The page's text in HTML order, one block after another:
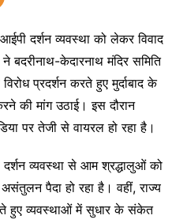
दर्शन व्यवस्था को लेकर विवाद
ने बदरीनाथ-केदारनाथ मंदिर समिति
प्रदर्शन करते हुए मुर्दाबाद के
की मांग उठाई। इस दौरान
पर तेजी से वायरल हो रहा है।
दर्शन व्यवस्था से आम श्रद्धालुओं को
पैदा हो रहा है। वहीं, राज्य
हुए व्यवस्थाओं में सुधार के संकेत